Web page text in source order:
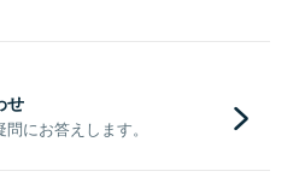
せ
にお答えします。